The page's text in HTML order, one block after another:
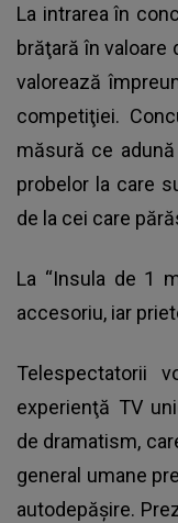
La intrarea în
brăţară în valoare
valorează
competiţiei.
măsură ce
probelor la care
de la cei care
La “Insula de 1
accesoriu, iar
Telespectatorii
experienţă TV
de dramatism,
general umane
autodepăşire.